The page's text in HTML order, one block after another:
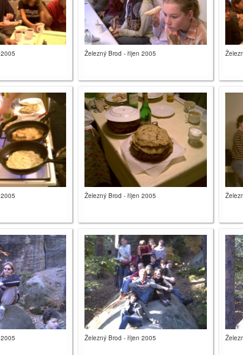
Železný Brod - říjen 2005
Železný Brod - říjen 2005
Železný Brod - říjen 2005